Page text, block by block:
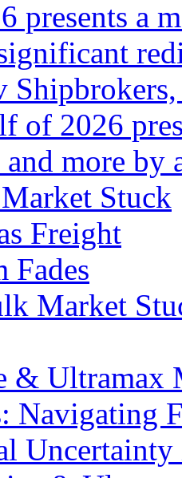
of 2026
more
Market